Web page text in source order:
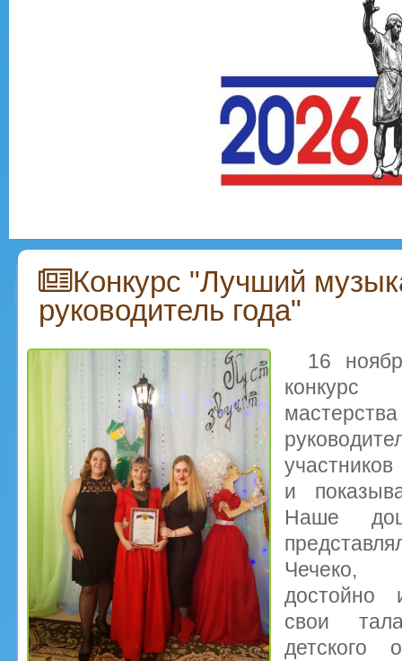
Конкурс "Лучший
руководитель года"
16
конкурс
и
Наше
Чечеко,
достойно
свои
детского